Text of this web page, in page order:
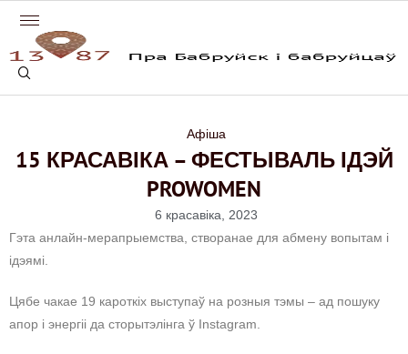
Афіша
15 КРАСАВІКА – ФЕСТЫВАЛЬ ІДЭЙ
PROWOMEN
6 красавіка, 2023
Гэта анлайн-мерапрыемства, створанае для абмену вопытам і
ідэямі.
Цябе чакае 19 кароткіх выступаў на розныя тэмы – ад пошуку
апор і энергіі да сторытэлінга ў Instagram.